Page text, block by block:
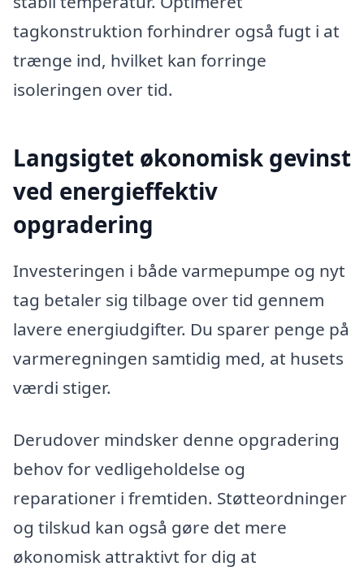
tagkonstruktion forhindrer også fugt i at
trænge ind, hvilket kan forringe
isoleringen over tid.
Langsigtet økonomisk gevinst
ved energieffektiv
opgradering
Investeringen i både varmepumpe og nyt
tag betaler sig tilbage over tid gennem
lavere energiudgifter. Du sparer penge på
varmeregningen samtidig med, at husets
værdi stiger.
Derudover mindsker denne opgradering
behov for vedligeholdelse og
reparationer i fremtiden. Støtteordninger
og tilskud kan også gøre det mere
økonomisk attraktivt for dig at